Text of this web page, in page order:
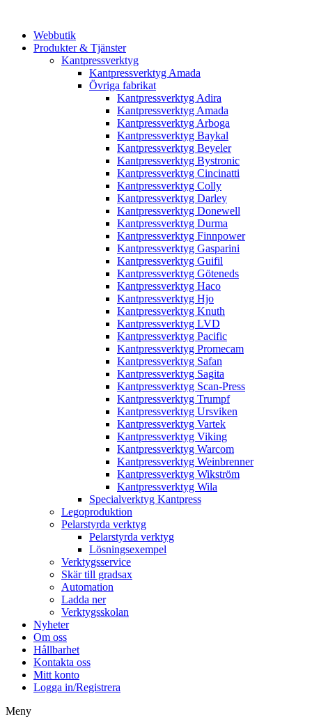
Webbutik
Produkter & Tjänster
Kantpressverktyg
Kantpressverktyg Amada
Övriga fabrikat
Kantpressverktyg Adira
Kantpressverktyg Amada
Kantpressverktyg Arboga
Kantpressverktyg Baykal
Kantpressverktyg Beyeler
Kantpressverktyg Bystronic
Kantpressverktyg Cincinatti
Kantpressverktyg Colly
Kantpressverktyg Darley
Kantpressverktyg Donewell
Kantpressverktyg Durma
Kantpressverktyg Finnpower
Kantpressverktyg Gasparini
Kantpressverktyg Guifil
Kantpressverktyg Göteneds
Kantpressverktyg Haco
Kantpressverktyg Hjo
Kantpressverktyg Knuth
Kantpressverktyg LVD
Kantpressverktyg Pacific
Kantpressverktyg Promecam
Kantpressverktyg Safan
Kantpressverktyg Sagita
Kantpressverktyg Scan-Press
Kantpressverktyg Trumpf
Kantpressverktyg Ursviken
Kantpressverktyg Vartek
Kantpressverktyg Viking
Kantpressverktyg Warcom
Kantpressverktyg Weinbrenner
Kantpressverktyg Wikström
Kantpressverktyg Wila
Specialverktyg Kantpress
Legoproduktion
Pelarstyrda verktyg
Pelarstyrda verktyg
Lösningsexempel
Verktygsservice
Skär till gradsax
Automation
Ladda ner
Verktygsskolan
Nyheter
Om oss
Hållbarhet
Kontakta oss
Mitt konto
Logga in/Registrera
Meny